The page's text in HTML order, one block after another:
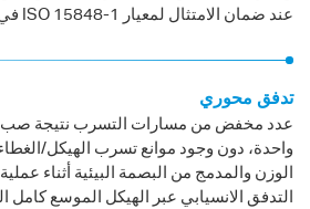
عند ضمان الامتثال لمعيار ISO 15848-1 في أي وقت
تدفق محوري
عدد مخفض من مسارات التسرب نتيجة
واحدة، دون وجود موانع تسرب الهيكل/
الوزن والمدمج من البصمة البيئية أثناء
التدفق الانسيابي عبر الهيكل الموسع كامل